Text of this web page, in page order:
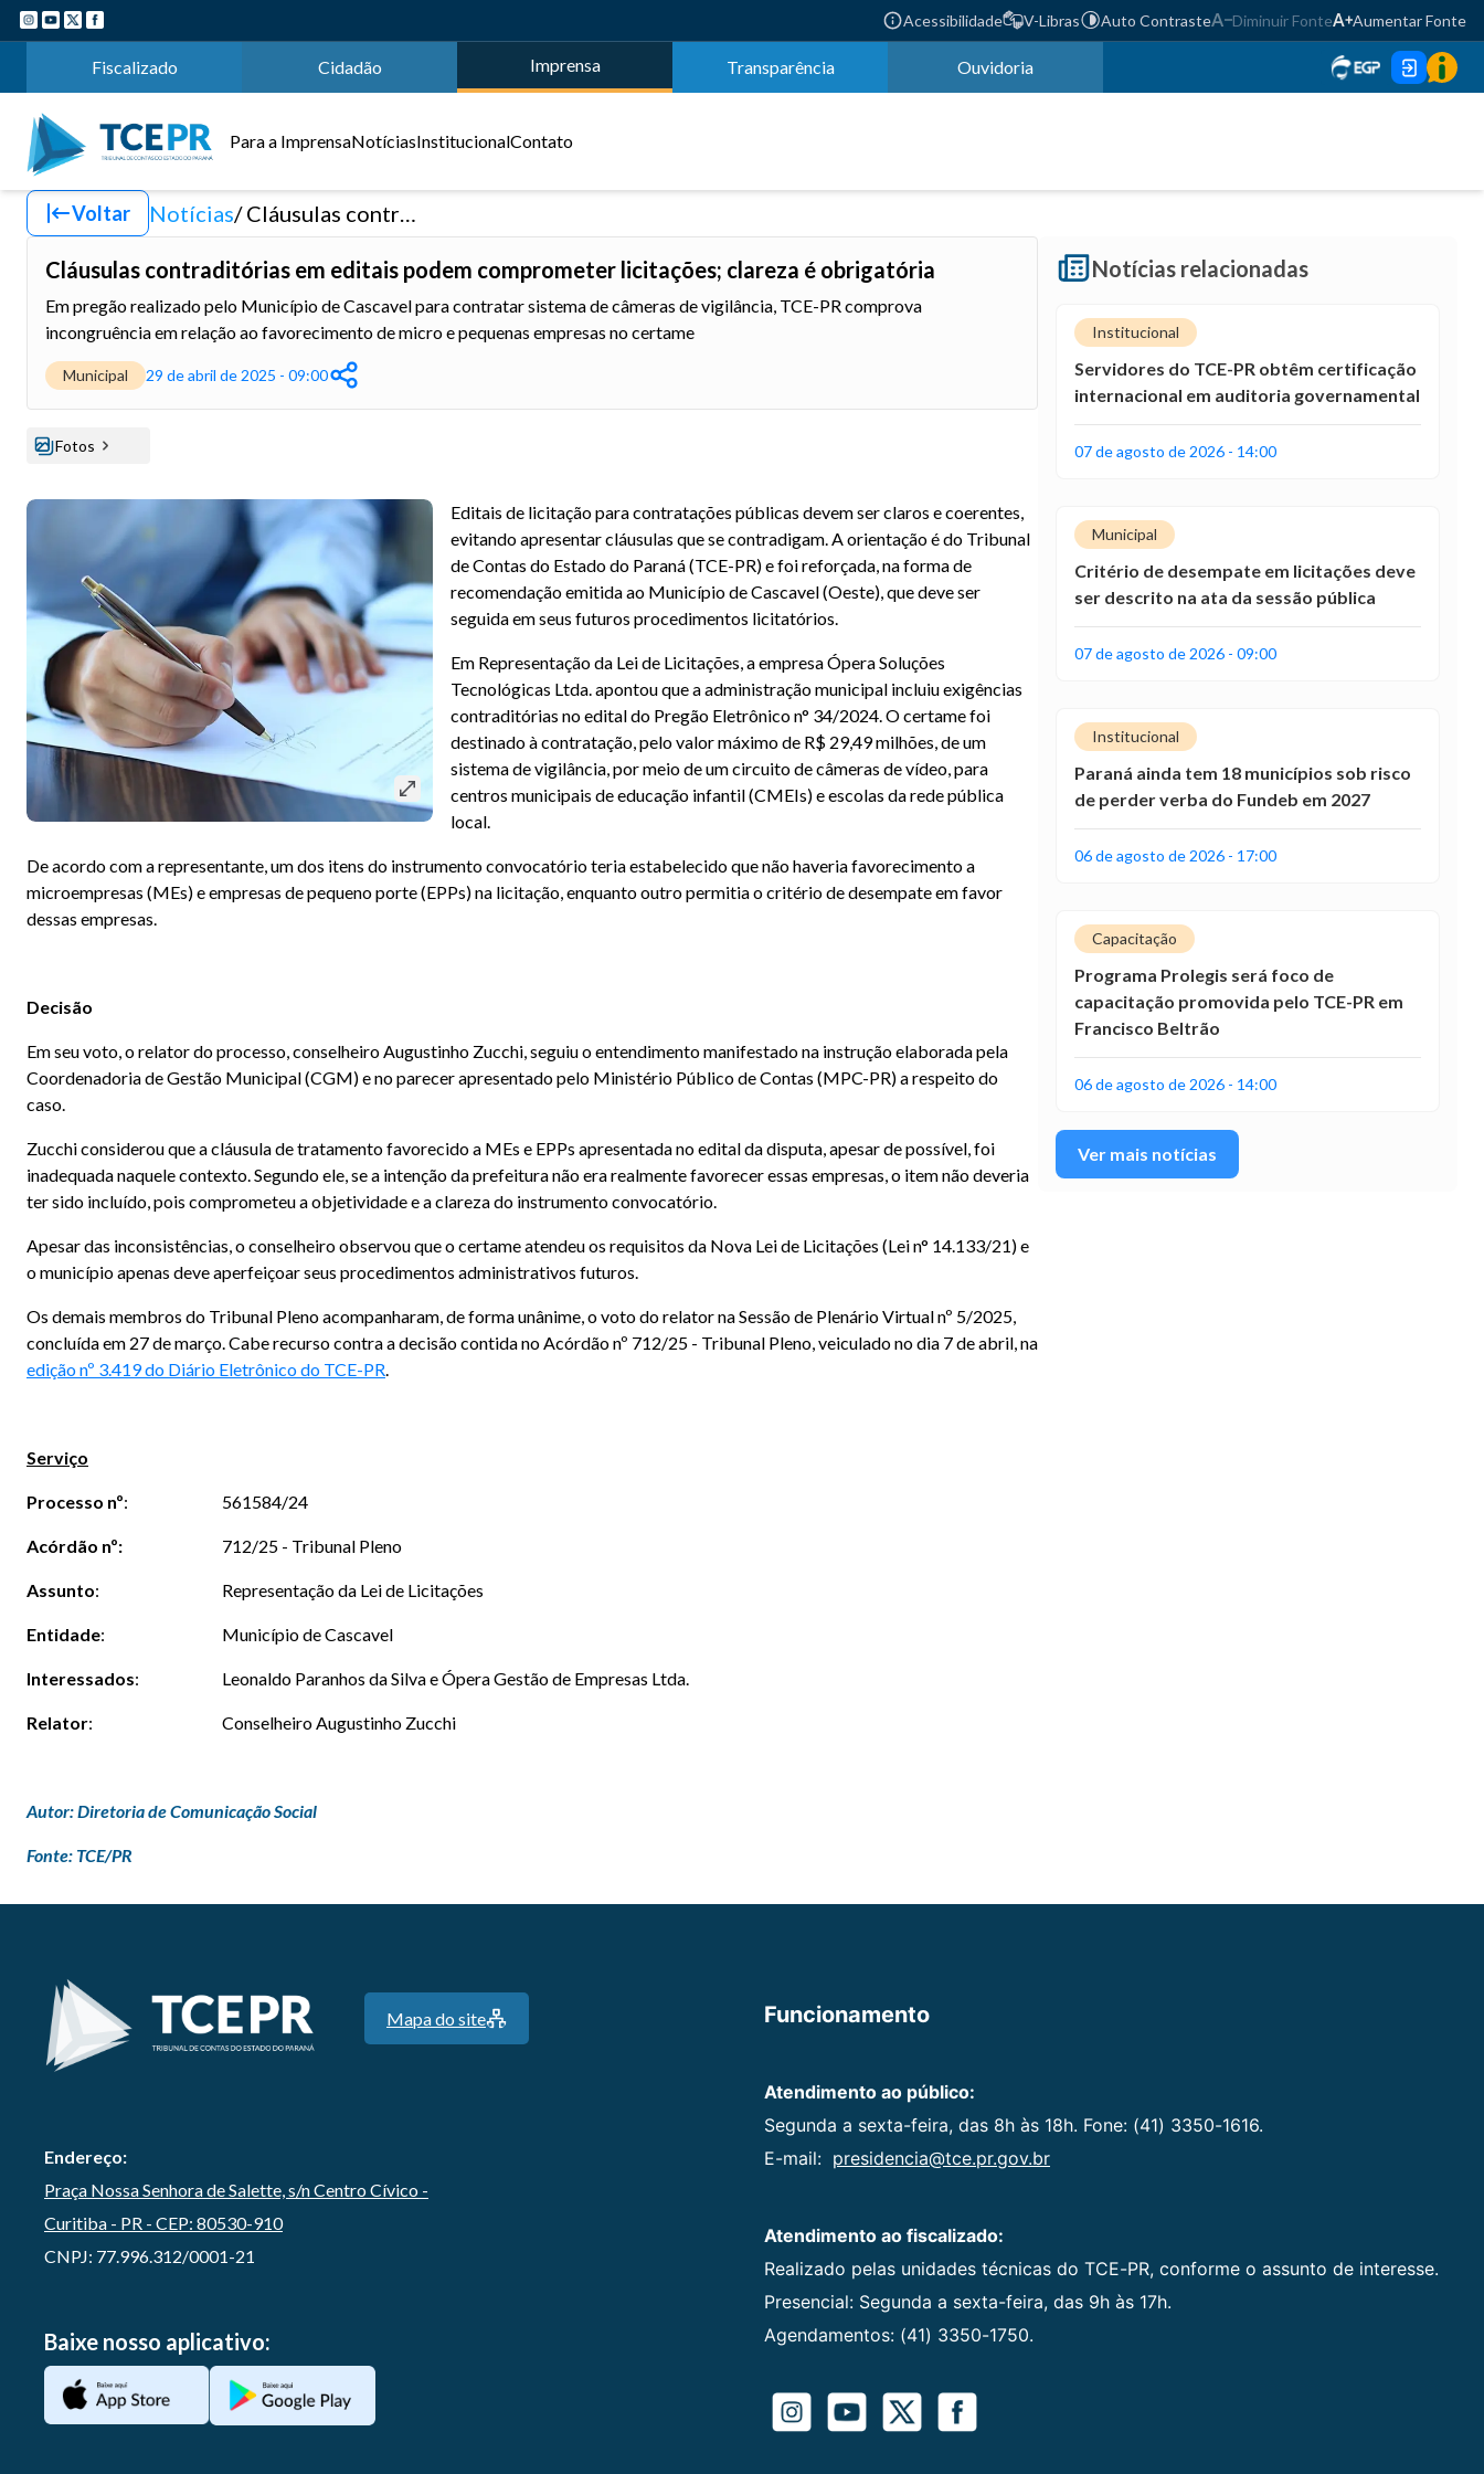
Acessibilidade V-Libras Auto Contraste Diminuir Fonte Aumentar Fonte
Fiscalizado Cidadão Imprensa Transparência Ouvidoria
Para a ImprensaNotíciasInstitucionalContato
Voltar Notícias Cláusulas contraditórias em editais podem comprometer licitações; clareza é obrigatória
Cláusulas contraditórias em editais podem comprometer licitações; clareza é obrigatória
Em pregão realizado pelo Município de Cascavel para contratar sistema de câmeras de vigilância, TCE-PR comprova
incongruência em relação ao favorecimento de micro e pequenas empresas no certame
Municipal 29 de abril de 2025 - 09:00
Fotos
Editais de licitação para contratações públicas devem ser claros e coerentes,
evitando apresentar cláusulas que se contradigam. A orientação é do Tribunal
de Contas do Estado do Paraná (TCE-PR) e foi reforçada, na forma de
recomendação emitida ao Município de Cascavel (Oeste), que deve ser
seguida em seus futuros procedimentos licitatórios.
Em Representação da Lei de Licitações, a empresa Ópera Soluções
Tecnológicas Ltda. apontou que a administração municipal incluiu exigências
contraditórias no edital do Pregão Eletrônico n° 34/2024. O certame foi
destinado à contratação, pelo valor máximo de R$ 29,49 milhões, de um
sistema de vigilância, por meio de um circuito de câmeras de vídeo, para
centros municipais de educação infantil (CMEIs) e escolas da rede pública
local.
De acordo com a representante, um dos itens do instrumento convocatório teria estabelecido que não haveria favorecimento a
microempresas (MEs) e empresas de pequeno porte (EPPs) na licitação, enquanto outro permitia o critério de desempate em favor
dessas empresas.
Decisão
Em seu voto, o relator do processo, conselheiro Augustinho Zucchi, seguiu o entendimento manifestado na instrução elaborada pela
Coordenadoria de Gestão Municipal (CGM) e no parecer apresentado pelo Ministério Público de Contas (MPC-PR) a respeito do
caso.
Zucchi considerou que a cláusula de tratamento favorecido a MEs e EPPs apresentada no edital da disputa, apesar de possível, foi
inadequada naquele contexto. Segundo ele, se a intenção da prefeitura não era realmente favorecer essas empresas, o item não deveria
ter sido incluído, pois comprometeu a objetividade e a clareza do instrumento convocatório.
Apesar das inconsistências, o conselheiro observou que o certame atendeu os requisitos da Nova Lei de Licitações (Lei n° 14.133/21) e
o município apenas deve aperfeiçoar seus procedimentos administrativos futuros.
Os demais membros do Tribunal Pleno acompanharam, de forma unânime, o voto do relator na Sessão de Plenário Virtual nº 5/2025,
concluída em 27 de março. Cabe recurso contra a decisão contida no Acórdão nº 712/25 - Tribunal Pleno, veiculado no dia 7 de abril, na
edição nº 3.419 do Diário Eletrônico do TCE-PR.
Serviço
Processo nº: 561584/24
Acórdão nº: 712/25 - Tribunal Pleno
Assunto: Representação da Lei de Licitações
Entidade: Município de Cascavel
Interessados: Leonaldo Paranhos da Silva e Ópera Gestão de Empresas Ltda.
Relator: Conselheiro Augustinho Zucchi
Autor: Diretoria de Comunicação Social
Fonte: TCE/PR
Notícias relacionadas
Institucional
Servidores do TCE-PR obtêm certificação
internacional em auditoria governamental
07 de agosto de 2026 - 14:00
Municipal
Critério de desempate em licitações deve
ser descrito na ata da sessão pública
07 de agosto de 2026 - 09:00
Institucional
Paraná ainda tem 18 municípios sob risco
de perder verba do Fundeb em 2027
06 de agosto de 2026 - 17:00
Capacitação
Programa Prolegis será foco de
capacitação promovida pelo TCE-PR em
Francisco Beltrão
06 de agosto de 2026 - 14:00
Ver mais notícias
Mapa do site
Endereço:
Praça Nossa Senhora de Salette, s/n Centro Cívico -
Curitiba - PR - CEP: 80530-910
CNPJ: 77.996.312/0001-21
Baixe nosso aplicativo:
Funcionamento
Atendimento ao público:
Segunda a sexta-feira, das 8h às 18h. Fone: (41) 3350-1616.
E-mail: presidencia@tce.pr.gov.br
Atendimento ao fiscalizado:
Realizado pelas unidades técnicas do TCE-PR, conforme o assunto de interesse.
Presencial: Segunda a sexta-feira, das 9h às 17h.
Agendamentos: (41) 3350-1750.